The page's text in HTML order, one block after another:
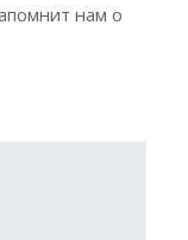
нам о